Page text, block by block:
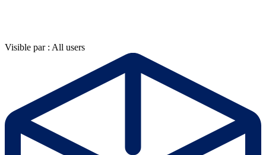
Visible par : All users